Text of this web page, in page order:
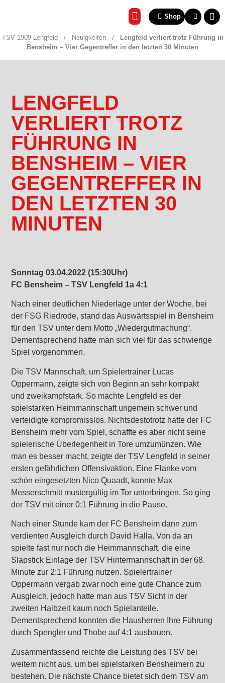
Shop
TSV 1909 Lengfeld / Neuigkeiten/
Lengfeld verliert trotz Führung in
Bensheim – Vier Gegentreffer in den letzten 30 Minuten
LENGFELD
VERLIERT TROTZ
FÜHRUNG IN
BENSHEIM – VIER
GEGENTREFFER IN
DEN LETZTEN 30
MINUTEN
Sonntag 03.04.2022 (15:30Uhr)
FC Bensheim – TSV Lengfeld 1a 4:1
Nach einer deutlichen Niederlage unter der Woche, bei
der FSG Riedrode, stand das Auswärtsspiel in Bensheim
für den TSV unter dem Motto „Wiedergutmachung“.
Dementsprechend hatte man sich viel für das schwierige
Spiel vorgenommen.
Die TSV Mannschaft, um Spielertrainer Lucas
Oppermann, zeigte sich von Beginn an sehr kompakt
und zweikampfstark. So machte Lengfeld es der
spielstarken Heimmannschaft ungemein schwer und
verteidigte kompromisslos. Nichtsdestotrotz hatte der FC
Bensheim mehr vom Spiel, schaffte es aber nicht seine
spielerische Überlegenheit in Tore umzumünzen. Wie
man es besser macht, zeigte der TSV Lengfeld in seiner
ersten gefährlichen Offensivaktion. Eine Flanke vom
schön eingesetzten Nico Quaadt, konnte Max
Messerschmitt mustergültig im Tor unterbringen. So ging
der TSV mit einer 0:1 Führung in die Pause.
Nach einer Stunde kam der FC Bensheim dann zum
verdienten Ausgleich durch David Halla. Von da an
spielte fast nur noch die Heimmannschaft, die eine
Slapstick Einlage der TSV Hintermannschaft in der 68.
Minute zur 2:1 Führung nutzen. Spielertrainer
Oppermann vergab zwar noch eine gute Chance zum
Ausgleich, jedoch hatte man aus TSV Sicht in der
zweiten Halbzeit kaum noch Spielanteile.
Dementsprechend konnten die Hausherren Ihre Führung
durch Spengler und Thobe auf 4:1 ausbauen.
Zusammenfassend reichte die Leistung des TSV bei
weitem nicht aus, um bei spielstarken Bensheimern zu
bestehen. Die nächste Chance bietet sich dem TSV am